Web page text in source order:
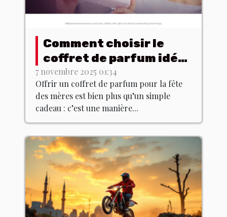
Comment choisir le
coffret de parfum idéal
pour la fête des mères
?
7 novembre 2025 01:34
Offrir un coffret de parfum pour la fête
des mères est bien plus qu’un simple
cadeau : c’est une manière...